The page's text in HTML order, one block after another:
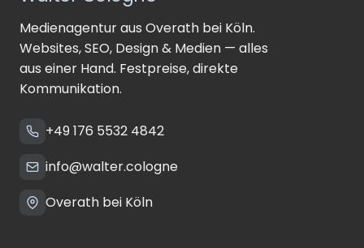
Medienagentur aus Overath bei Köln.
Websites, SEO, Design & Medien — alles
aus einer Hand. Festpreise, direkte
Kommunikation.
+49 176 5532 4842
info@walter.cologne
Overath bei Köln